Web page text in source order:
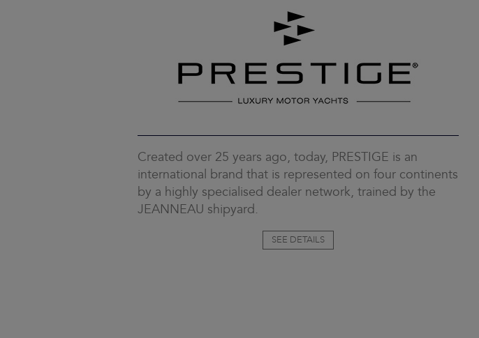
Created over 25 years ago, today, PRESTIGE is an
international brand that is represented on four continents
by a highly specialised dealer network, trained by the
JEANNEAU shipyard.
SEE DETAILS